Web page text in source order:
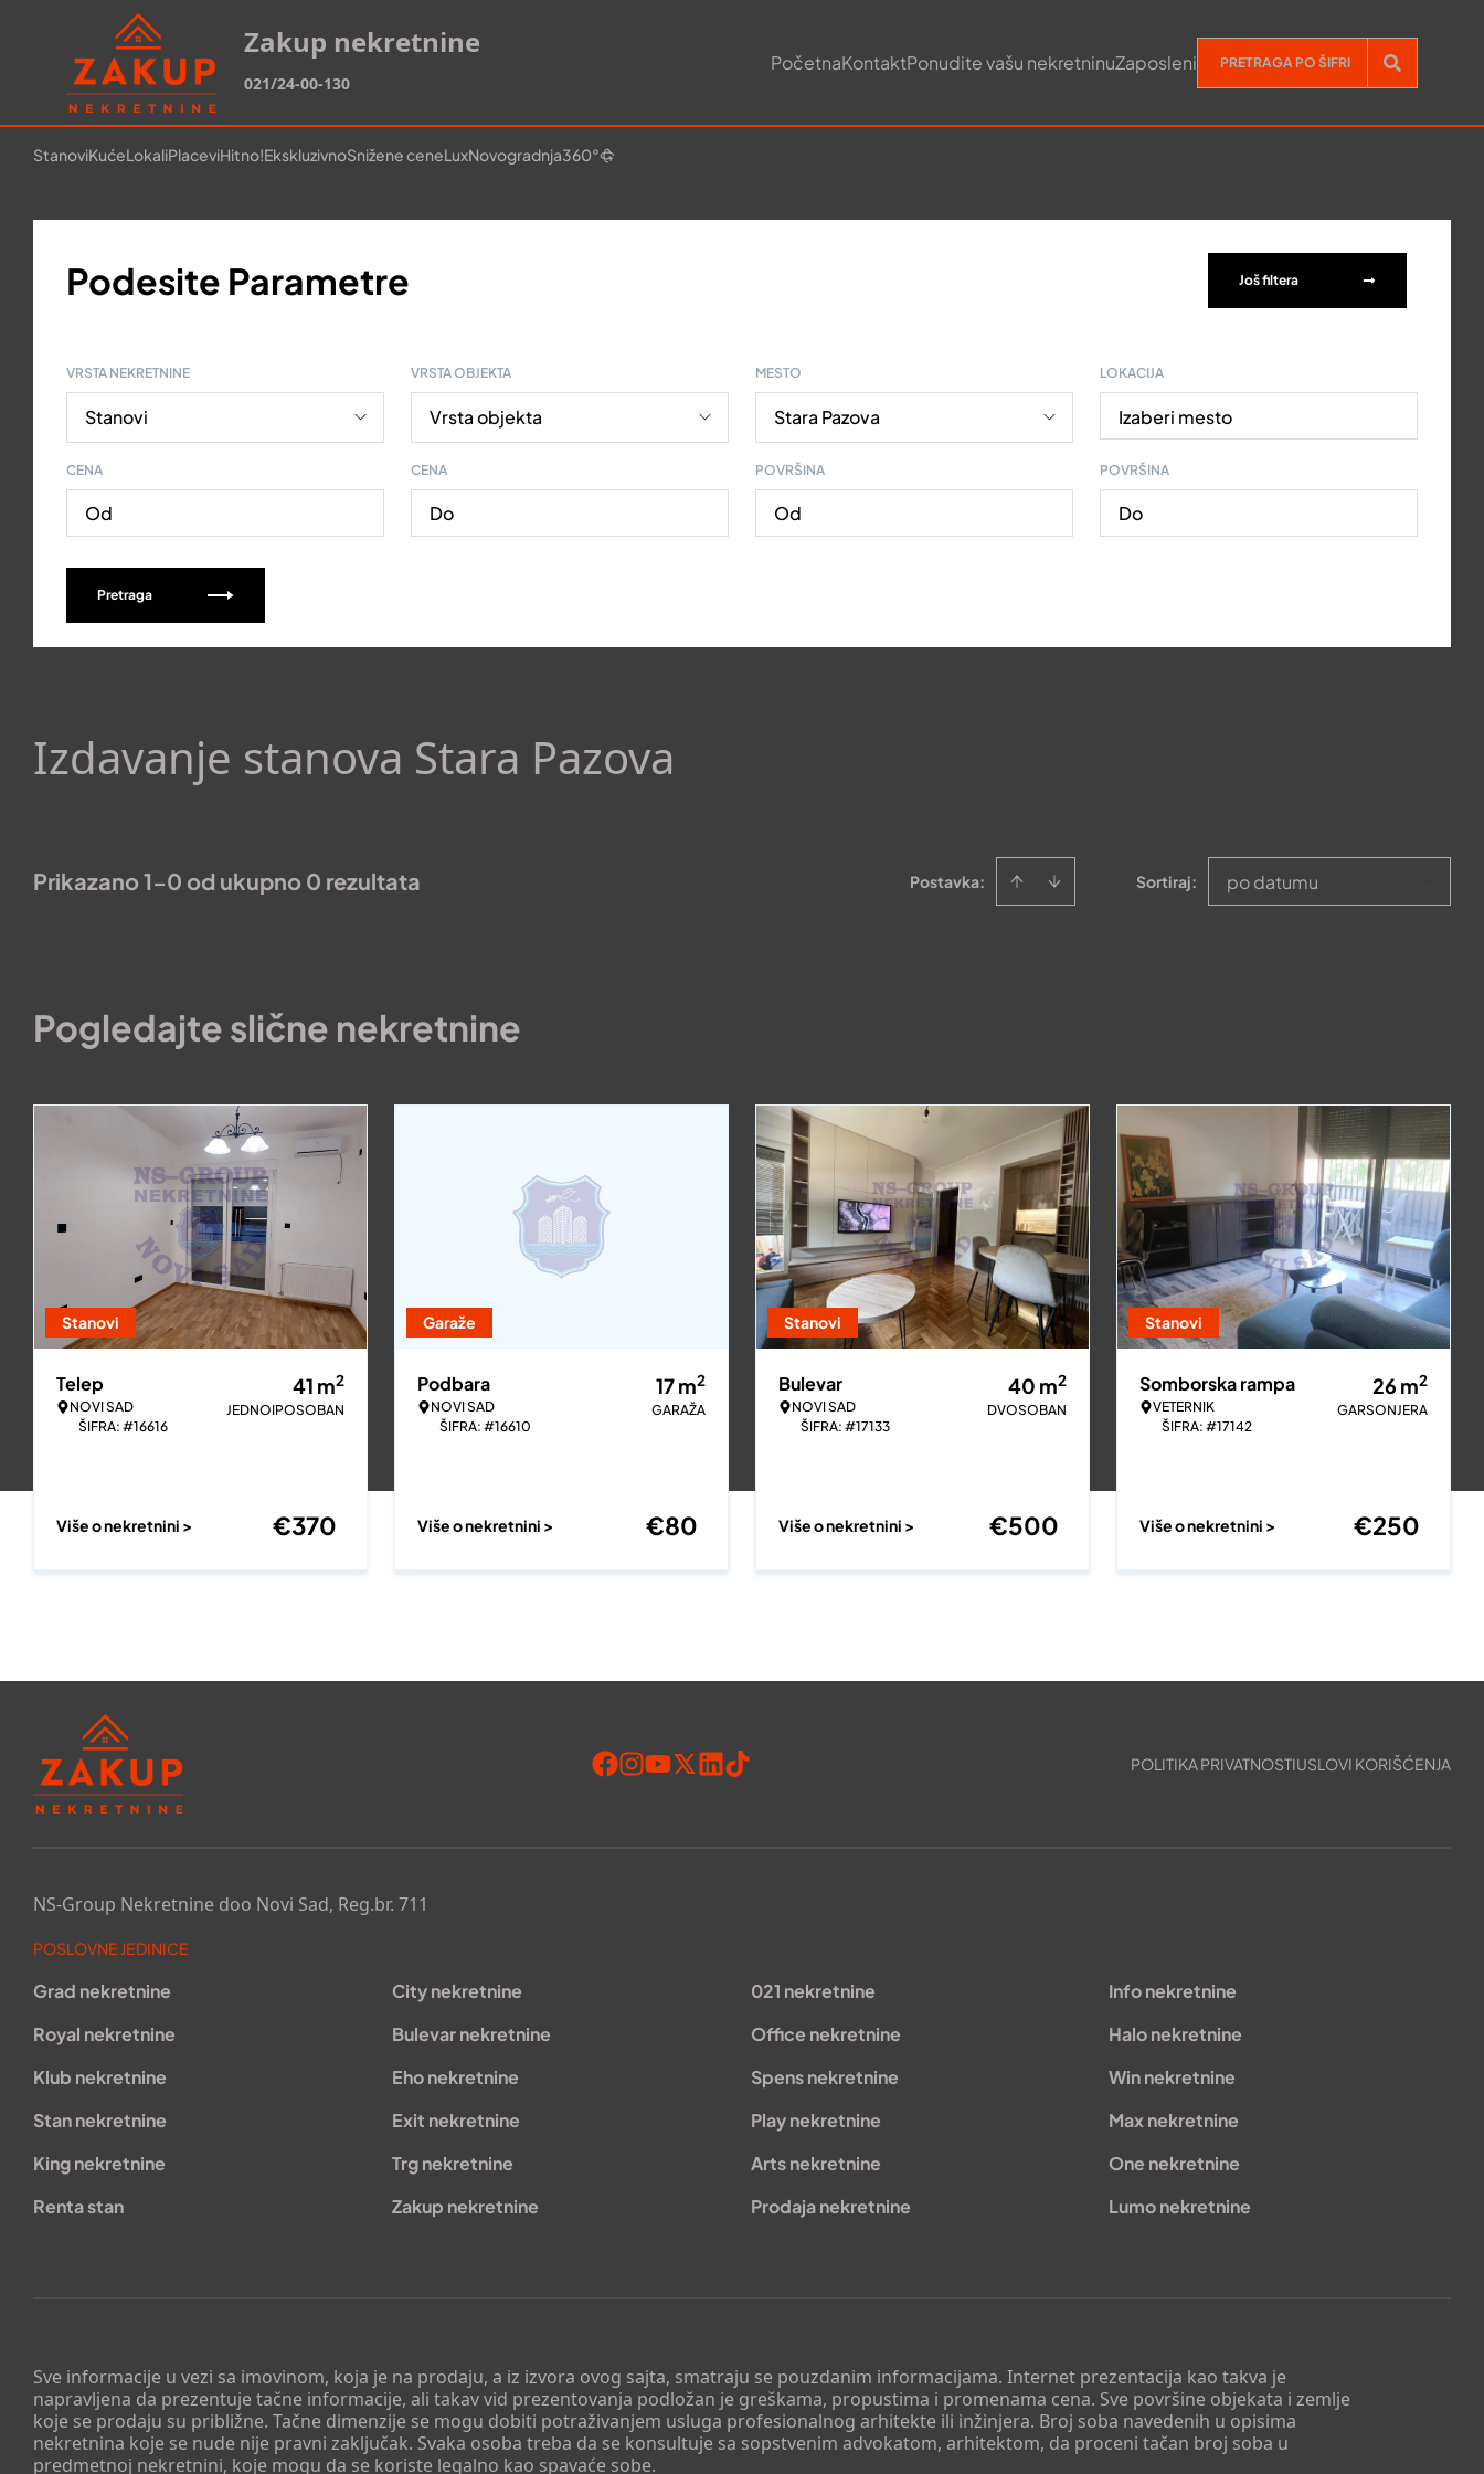
Zakup nekretnine
021/24-00-130
PočetnaKontaktPonudite vašu nekretninuZaposleni
StanoviKućeLokaliPlaceviHitno!EkskluzivnoSnižene ceneLuxNovogradnja360°
Podesite Parametre Još filtera
VRSTA NEKRETNINE VRSTA OBJEKTA MESTO LOKACIJA
Izaberi mesto
CENA CENA POVRŠINA POVRŠINA
Pretraga
Izdavanje stanova Stara Pazova
Prikazano 1-0 od ukupno 0 rezultata Postavka: Sortiraj: po datumu
Pogledajte slične nekretnine
Stanovi
Telep
NOVI SAD
ŠIFRA: #16616
41 m2
JEDNOIPOSOBAN
Više o nekretnini > €370
Garaže
Podbara
NOVI SAD
ŠIFRA: #16610
17m2
GARAŽA
Više o nekretnini > €80
Stanovi
Bulevar
NOVI SAD
ŠIFRA: #17133
40 m2
DVOSOBAN
Više o nekretnini > €500
Stanovi
Somborska rampa
VETERNIK
ŠIFRA: #17142
26 m2
GARSONJERA
Više o nekretnini > €250
POLITIKA PRIVATNOSTIUSLOVI KORIŠĆENJA
Sve informacije u vezi sa imovinom, koja je na prodaju, a iz izvora ovog sajta, smatraju se pouzdanim informacijama. Internet prezentacija kao takva je
napravljena da prezentuje tačne informacije, ali takav vid prezentovanja podložan je greškama, propustima i promenama cena. Sve površine objekata i zemlje
koje se prodaju su približne. Tačne dimenzije se mogu dobiti potraživanjem usluga profesionalnog arhitekte ili inžinjera. Broj soba navedenih u opisima
nekretnina koje se nude nije pravni zaključak. Svaka osoba treba da se konsultuje sa sopstvenim advokatom, arhitektom, da proceni tačan broj soba u
predmetnoj nekretnini, koje mogu da se koriste legalno kao spavaće sobe.
NS-Group Nekretnine doo Novi Sad, Reg.br. 711
POSLOVNE JEDINICE
Grad nekretnine City nekretnine 021 nekretnine
Info nekretnine
Royal nekretnine
Bulevar nekretnine Office nekretnine
Halo nekretnine
Klub nekretnine
Eho nekretnine Spens nekretnine
Win nekretnine
Stan nekretnine
Exit nekretnine Play nekretnine
Max nekretnine
King nekretnine
Trg nekretnine Arts nekretnine
One nekretnine
Renta stan
Zakup nekretnine Prodaja nekretnine Lumo nekretnine